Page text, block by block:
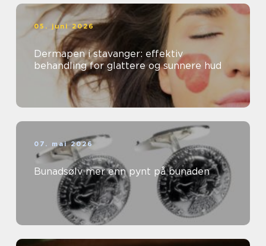
05. juni 2026
Dermapen i stavanger: effektiv
behandling for glattere og sunnere hud
07. mai 2026
Bunadsølv mer enn pynt på bunaden